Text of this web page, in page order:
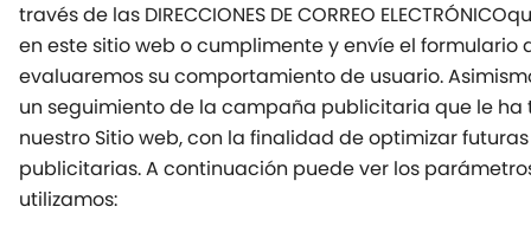
través de las DIRECCIONES DE CORREO
en este sitio web o cumplimente y envíe el formulario
evaluaremos su comportamiento de usuario.
un seguimiento de la campaña publicitaria que le ha
nuestro Sitio web, con la finalidad de optimizar
publicitarias. A continuación puede ver los
utilizamos: